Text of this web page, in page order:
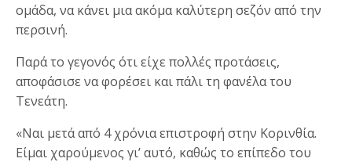
ομάδα, να κάνει μια ακόμα καλύτερη σεζόν από την
περσινή.
Παρά το γεγονός ότι είχε πολλές προτάσεις,
αποφάσισε να φορέσει και πάλι τη φανέλα του
Τενεάτη.
«Ναι μετά από 4 χρόνια επιστροφή στην Κορινθία.
Είμαι χαρούμενος γι’ αυτό, καθώς το επίπεδο του